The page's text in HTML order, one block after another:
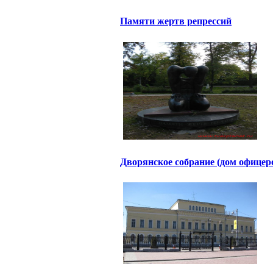
Памяти жертв репрессий
Дворянское собрание (дом